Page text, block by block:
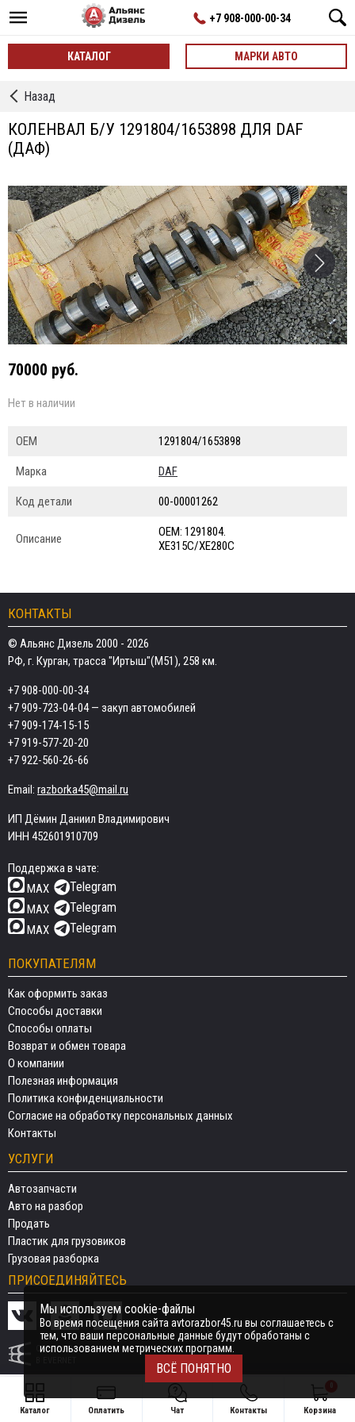
+7 908-000-00-34
КАТАЛОГ МАРКИ АВТО
←Назад
КОЛЕНВАЛ Б/У 1291804/1653898 ДЛЯ DAF
(ДАФ)
70000 руб.
Нет в наличии
ОЕМ 1291804/1653898
Марка DAF
Код детали 00-00001262
Описание
ОЕМ: 1291804.
XE315C/XE280C
КОНТАКТЫ
© Альянс Дизель 2000 - 2026
РФ, г. Курган, трасса "Иртыш"(М51), 258 км.
+7 908-000-00-34
+7 909-723-04-04— закуп автомобилей
+7 909-174-15-15
+7 919-577-20-20
+7 922-560-26-66
Email: razborka45@mail.ru
ИП Дёмин Даниил Владимирович
ИНН 452601910709
Поддержка в чате:
MAX
Telegram
MAX Telegram
MAX Telegram
ПОКУПАТЕЛЯМ
Как оформить заказ
Способы доставки
Способы оплаты
Возврат и обмен товара
О компании
Полезная информация
Политика конфиденциальности
Согласие на обработку персональных данных
Контакты
УСЛУГИ
Автозапчасти
Авто на разбор
Продать
Пластик для грузовиков
Грузовая разборка
ПРИСОЕДИНЯЙТЕСЬ
СДЕЛАНО
Каталог Оплатить Чат Контакты Корзина
Мы используем cookie-файлы
Во время посещения сайта avtorazbor45.ru вы соглашаетесь с
тем, что ваши персональные данные будут обработаны с
использованием метрических программ.
ВСЁ ПОНЯТНО